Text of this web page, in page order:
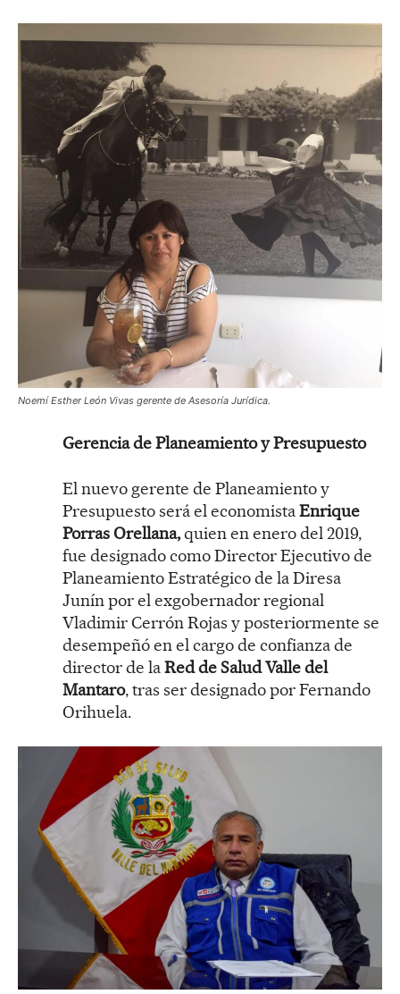
Noemí Esther León Vivas gerente de Asesoría Jurídica.
Gerencia de Planeamiento y Presupuesto
El nuevo gerente de Planeamiento y
Presupuesto será el economistaEnrique
Porras Orellana,quien en enero del 2019,
fue designado como Director Ejecutivo de
Planeamiento Estratégico de la Diresa
Junín por el exgobernador regional
Vladimir Cerrón Rojas y posteriormente se
desempeñó en el cargo de confianza de
director de laRed de Salud Valle del
Mantaro, tras ser designado por Fernando
Orihuela.